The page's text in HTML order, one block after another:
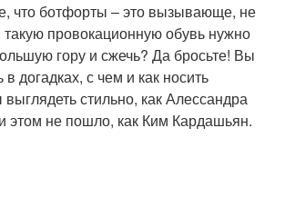
что ботфорты – это вызывающе, не
провокационную обувь нужно
гору и сжечь? Да бросьте! Вы
в догадках, с чем и как носить
стильно, как Алессандра
этом не пошло, как Ким Кардашьян.